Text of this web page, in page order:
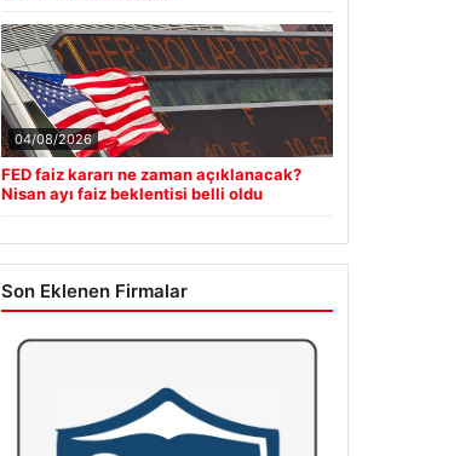
04/08/2026
FED faiz kararı ne zaman açıklanacak?
Nisan ayı faiz beklentisi belli oldu
Son Eklenen Firmalar